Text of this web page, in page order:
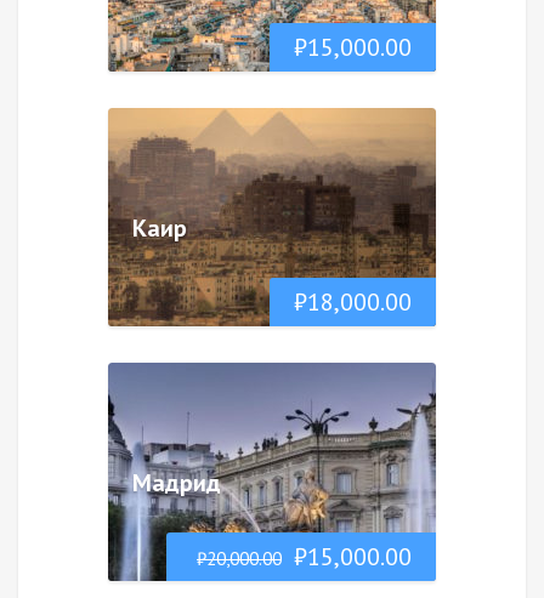
₽15,000.00
₽18,000.00
Каир
₽20,000.00 ₽15,000.00
Мадрид